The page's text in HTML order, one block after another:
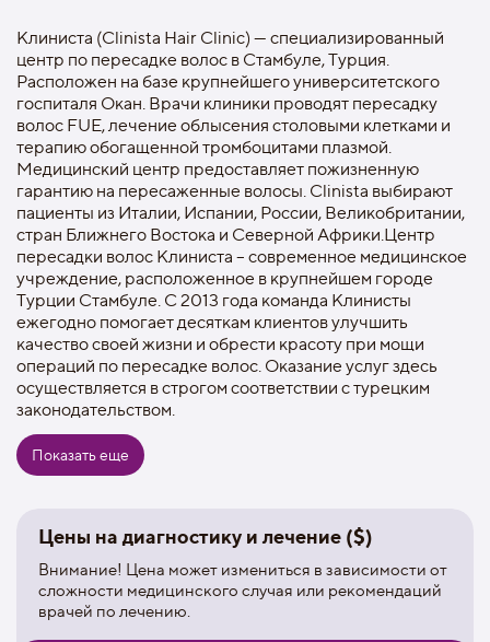
Клиниста (Clinista Hair Clinic) — специализированный
центр по пересадке волос в Стамбуле, Турция.
Расположен на базе крупнейшего университетского
госпиталя Окан. Врачи клиники проводят пересадку
волос FUE, лечение облысения столовыми клетками и
терапию обогащенной тромбоцитами плазмой.
Медицинский центр предоставляет пожизненную
гарантию на пересаженные волосы. Clinista выбирают
пациенты из Италии, Испании, России, Великобритании,
стран Ближнего Востока и Северной Африки.Центр
пересадки волос Клиниста – современное медицинское
учреждение, расположенное в крупнейшем городе
Турции Стамбуле. С 2013 года команда Клинисты
ежегодно помогает десяткам клиентов улучшить
качество своей жизни и обрести красоту при мощи
операций по пересадке волос. Оказание услуг здесь
осуществляется в строгом соответствии с турецким
законодательством.
Основными направлениями работы центра являются:
лечение выпадения волос;
фолликулярных объединений (FUE) и прямой
имплантации волос (DHI);
пересадка бровей;
пересадка бороды;
Показать еще
Цены на диагностику и лечение ($)
Внимание! Цена может измениться в зависимости от
сложности медицинского случая или рекомендаций
врачей по лечению.